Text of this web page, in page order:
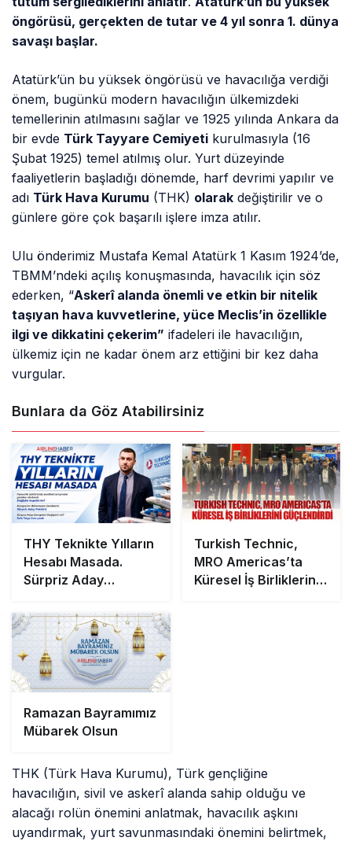
öngörüsü, gerçekten de tutar ve 4 yıl sonra 1. dünya
savaşı başlar.
Atatürk’ün bu yüksek öngörüsü ve havacılığa verdiği
önem, bugünkü modern havacılığın ülkemizdeki
temellerinin atılmasını sağlar ve 1925 yılında Ankara da
bir evde Türk Tayyare Cemiyeti kurulmasıyla (16
Şubat 1925) temel atılmış olur. Yurt düzeyinde
faaliyetlerin başladığı dönemde, harf devrimi yapılır ve
adı Türk Hava Kurumu (THK) olarak değiştirilir ve o
günlere göre çok başarılı işlere imza atılır.
Ulu önderimiz Mustafa Kemal Atatürk 1 Kasım 1924’de,
TBMM’ndeki açılış konuşmasında, havacılık için söz
ederken, “Askerî alanda önemli ve etkin bir nitelik
taşıyan hava kuvvetlerine, yüce Meclis’in özellikle
ilgi ve dikkatini çekerim” ifadeleri ile havacılığın,
ülkemiz için ne kadar önem arz ettiğini bir kez daha
vurgular.
Bunlara da Göz Atabilirsiniz
THY Teknikte Yılların
Hesabı Masada.
Sürpriz Aday
mi?
Turkish Technic,
MRO Americas’ta
Küresel İş Birliklerini
Ramazan Bayramımız
Mübarek Olsun
THK (Türk Hava Kurumu), Türk gençliğine
havacılığın, sivil ve askerî alanda sahip olduğu ve
alacağı rolün önemini anlatmak, havacılık aşkını
uyandırmak, yurt savunmasındaki önemini belirtmek,